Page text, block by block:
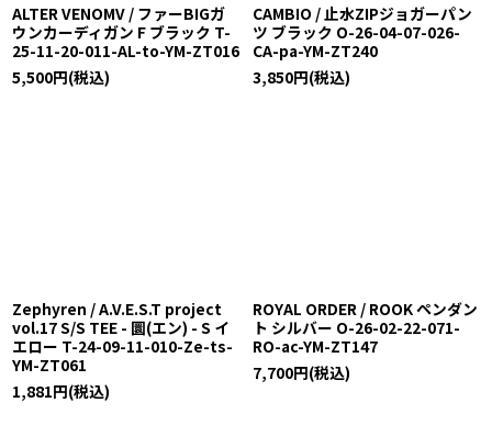
ALTER VENOMV / ファーBIGガ
ウンカーディガン F ブラック T-
25-11-20-011-AL-to-YM-ZT016
5,500円(税込)
CAMBIO / 止水ZIPジョガーパン
ツ ブラック O-26-04-07-026-
CA-pa-YM-ZT240
3,850円(税込)
Zephyren / A.V.E.S.T project
vol.17 S/S TEE - 圜(エン) - S イ
エロー T-24-09-11-010-Ze-ts-
YM-ZT061
1,881円(税込)
ROYAL ORDER / ROOK ペンダン
ト シルバー O-26-02-22-071-
RO-ac-YM-ZT147
7,700円(税込)